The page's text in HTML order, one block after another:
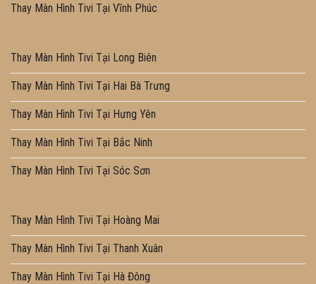
Thay Màn Hình Tivi Tại Vĩnh Phúc
Thay Màn Hình Tivi Tại Long Biên
Thay Màn Hình Tivi Tại Hai Bà Trưng
Thay Màn Hình Tivi Tại Hưng Yên
Thay Màn Hình Tivi Tại Bắc Ninh
Thay Màn Hình Tivi Tại Sóc Sơn
Thay Màn Hình Tivi Tại Hoàng Mai
Thay Màn Hình Tivi Tại Thanh Xuân
Thay Màn Hình Tivi Tại Hà Đông